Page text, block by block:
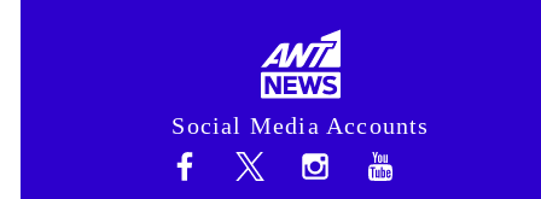
Social Media Accounts